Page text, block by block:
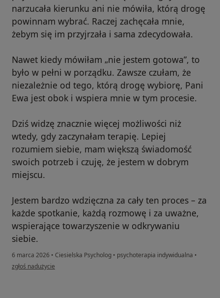
narzucała kierunku ani nie mówiła, którą drogę
powinnam wybrać. Raczej zachęcała mnie,
żebym się im przyjrzała i sama zdecydowała.
Nawet kiedy mówiłam „nie jestem gotowa”, to
było w pełni w porządku. Zawsze czułam, że
niezależnie od tego, którą drogę wybiorę, Pani
Ewa jest obok i wspiera mnie w tym procesie.
Dziś widzę znacznie więcej możliwości niż
wtedy, gdy zaczynałam terapię. Lepiej
rozumiem siebie, mam większą świadomość
swoich potrzeb i czuję, że jestem w dobrym
miejscu.
Jestem bardzo wdzięczna za cały ten proces – za
każde spotkanie, każdą rozmowę i za uważne,
wspierające towarzyszenie w odkrywaniu
siebie.
6 marca 2026 • Ciesielska Psycholog • psychoterapia indywidualna •
w opinii użytkownika Daria
zgłoś nadużycie